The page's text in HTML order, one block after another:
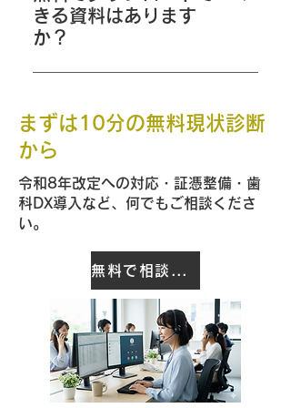
整える運用でも進められます。
きる資料はあります
か？
「働きやすい病院認証」に関する
（Excel）を無料でダウンロード
できます。ぜひご活用ください！
まずは10分の無料現状診断
から
令和8年改定への対応・証憑整備・歯
科DX導入など、何でもご相談くださ
い。
無料で相談する